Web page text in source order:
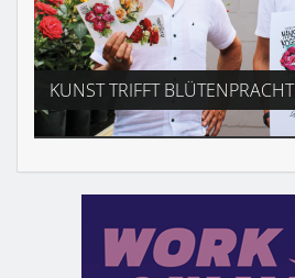
KUNST TRIFFT BLÜTENPRACHT